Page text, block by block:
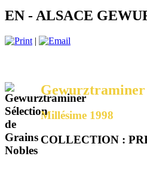
EN - ALSACE
|
Gewurztraminer
Millésime 1998
COLLECTION :